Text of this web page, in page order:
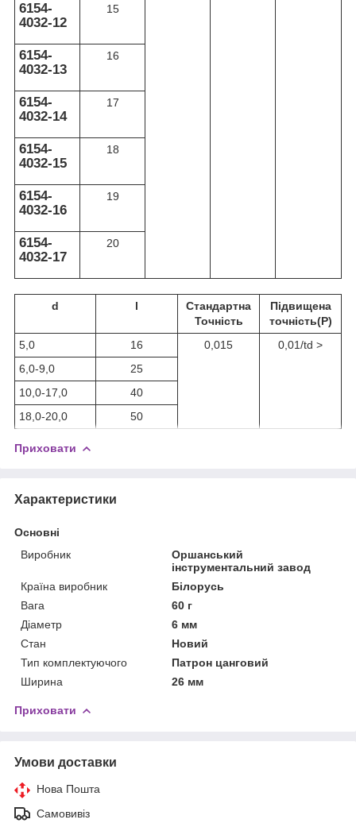
6154-
4032-12
15
6154-
4032-13
16
6154-
4032-14
17
6154-
4032-15
18
6154-
4032-16
19
6154-
4032-17
20
d l
Стандартна
Точність
Підвищена
точність(P)
5,0
16 0,015
0,01/td >
6,0-9,0
25
10,0-17,0
40
18,0-20,0
50
Приховати
Характеристики
Основні
Виробник
Оршанський
інструментальний завод
Країна виробник
Білорусь
Вага
60 г
Діаметр
6 мм
Стан
Новий
Тип комплектуючого
Патрон цанговий
Ширина
26 мм
Приховати
Умови доставки
Нова Пошта
Самовивіз